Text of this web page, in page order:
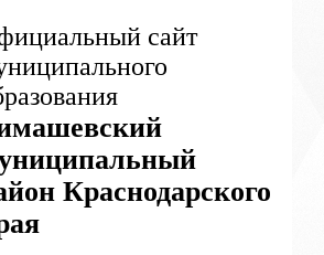
сайт
Краснодарского